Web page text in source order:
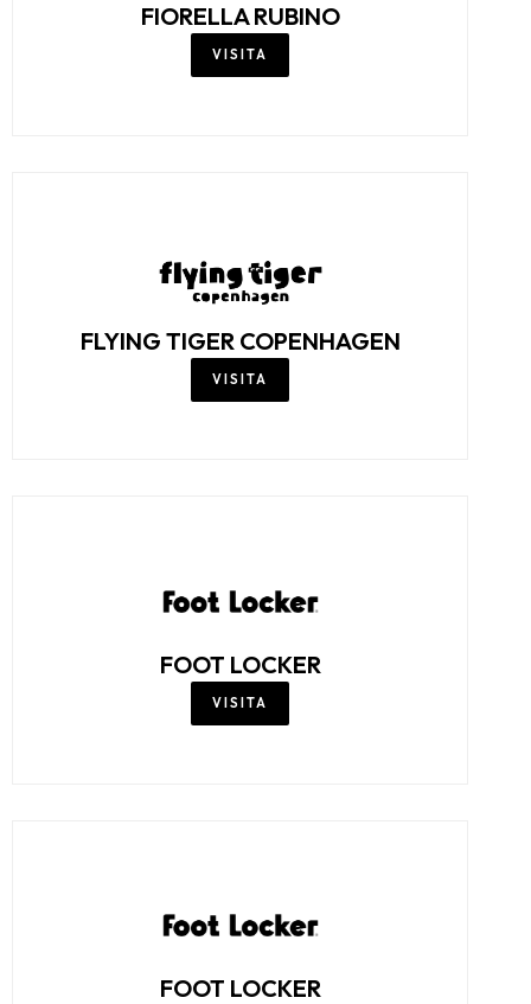
FIORELLA RUBINO
VISITA
FLYING TIGER COPENHAGEN
VISITA
FOOT LOCKER
VISITA
FOOT LOCKER